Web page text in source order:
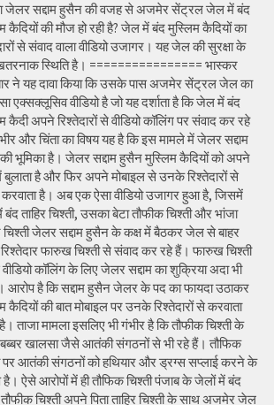
जेलर सद्दाम हुसैन की वजह से अजमेर सेंट्रल जेल में बंद
कैदियों की मौज हो रही है? जेल में बंद मुस्लिम कैदियों का
से संवाद वाला वीडियो उजागर। यह जेल की सुरक्षा के
स्थिति है। ================ भास्कर
ने यह दावा किया कि उसके पास अजमेर सेंट्रल जेल का
एक्सक्लूसिव वीडियो है जो यह दर्शाता है कि जेल में बंद
कैदी अपने रिश्तेदारों से वीडियो कॉलिंग पर संवाद कर रहे
और चिंता का विषय यह है कि इस मामले में जेलर सद्दाम
भूमिका है। जेलर सद्दाम हुसैन मुस्लिम कैदियों को अपने
बुलाता है और फिर अपने मोबाइल से उनके रिश्तेदारों से
है। अब एक ऐसा वीडियो उजागर हुआ है, जिसमें
ताहिर चिश्ती, उसका बेटा तौफीक चिश्ती और भांजा
जेलर सद्दाम हुसैन के कक्ष में बैठकर जेल से बाहर
फारुख चिश्ती से संवाद कर रहे हैं। फारुख चिश्ती
कॉलिंग के लिए जेलर सद्दाम का शुक्रिया अदा भी
आरोप है कि सद्दाम हुसैन जेलर के पद का फायदा उठाकर
कैदियों की बात मोबाइल पर उनके रिश्तेदारों से करवाता
ताजा मामला इसलिए भी गंभीर है कि तौफीक चिश्ती के
खालसा जैसे आतंकी संगठनों से भी रहे हैं। तौफिक
पर आतंकी संगठनों को हथियार और ड्रग्स सप्लाई करने के
ऐसे आरोपों में ही तौफिक चिश्ती पंजाब के जेलों में बंद
चिश्ती अपने पिता ताहिर चिश्ती के साथ अजमेर जेल